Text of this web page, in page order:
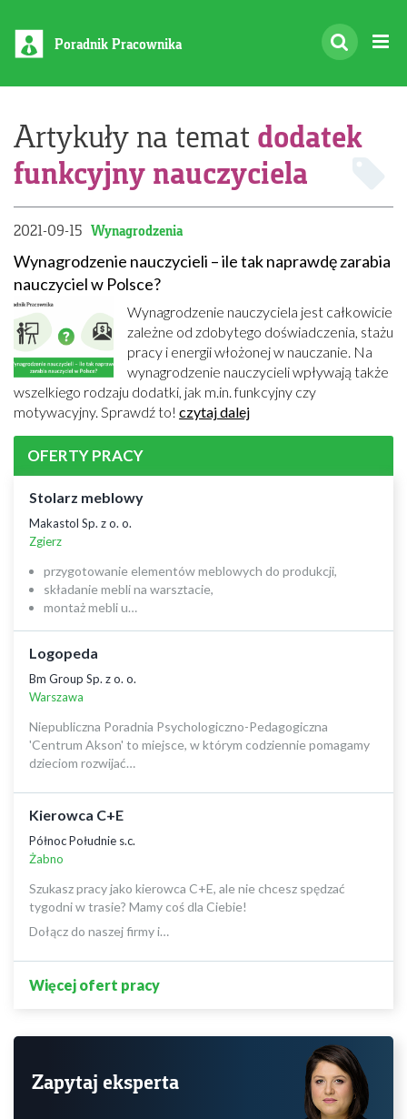
Poradnik Pracownika
Artykuły na temat dodatek
funkcyjny nauczyciela
2021-09-15 Wynagrodzenia
Wynagrodzenie nauczycieli – ile tak naprawdę zarabia
nauczyciel w Polsce?
Wynagrodzenie nauczyciela jest całkowicie
zależne od zdobytego doświadczenia, stażu
pracy i energii włożonej w nauczanie. Na
wynagrodzenie nauczycieli wpływają także
wszelkiego rodzaju dodatki, jak m.in. funkcyjny czy
motywacyjny. Sprawdź to! czytaj dalej
OFERTY PRACY
Stolarz meblowy
Makastol Sp. z o. o.
Zgierz
przygotowanie elementów meblowych do produkcji,
składanie mebli na warsztacie,
montaż mebli u…
Logopeda
Bm Group Sp. z o. o.
Warszawa
Niepubliczna Poradnia Psychologiczno-Pedagogiczna
'Centrum Akson' to miejsce, w którym codziennie pomagamy
dzieciom rozwijać…
Kierowca C+E
Północ Południe s.c.
Żabno
Szukasz pracy jako kierowca C+E, ale nie chcesz spędzać
tygodni w trasie? Mamy coś dla Ciebie!
Dołącz do naszej firmy i…
Więcej ofert pracy
Zapytaj eksperta